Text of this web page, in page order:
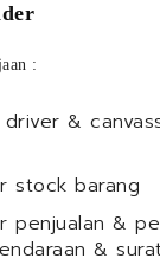
:
&
stock barang
penjualan &
&